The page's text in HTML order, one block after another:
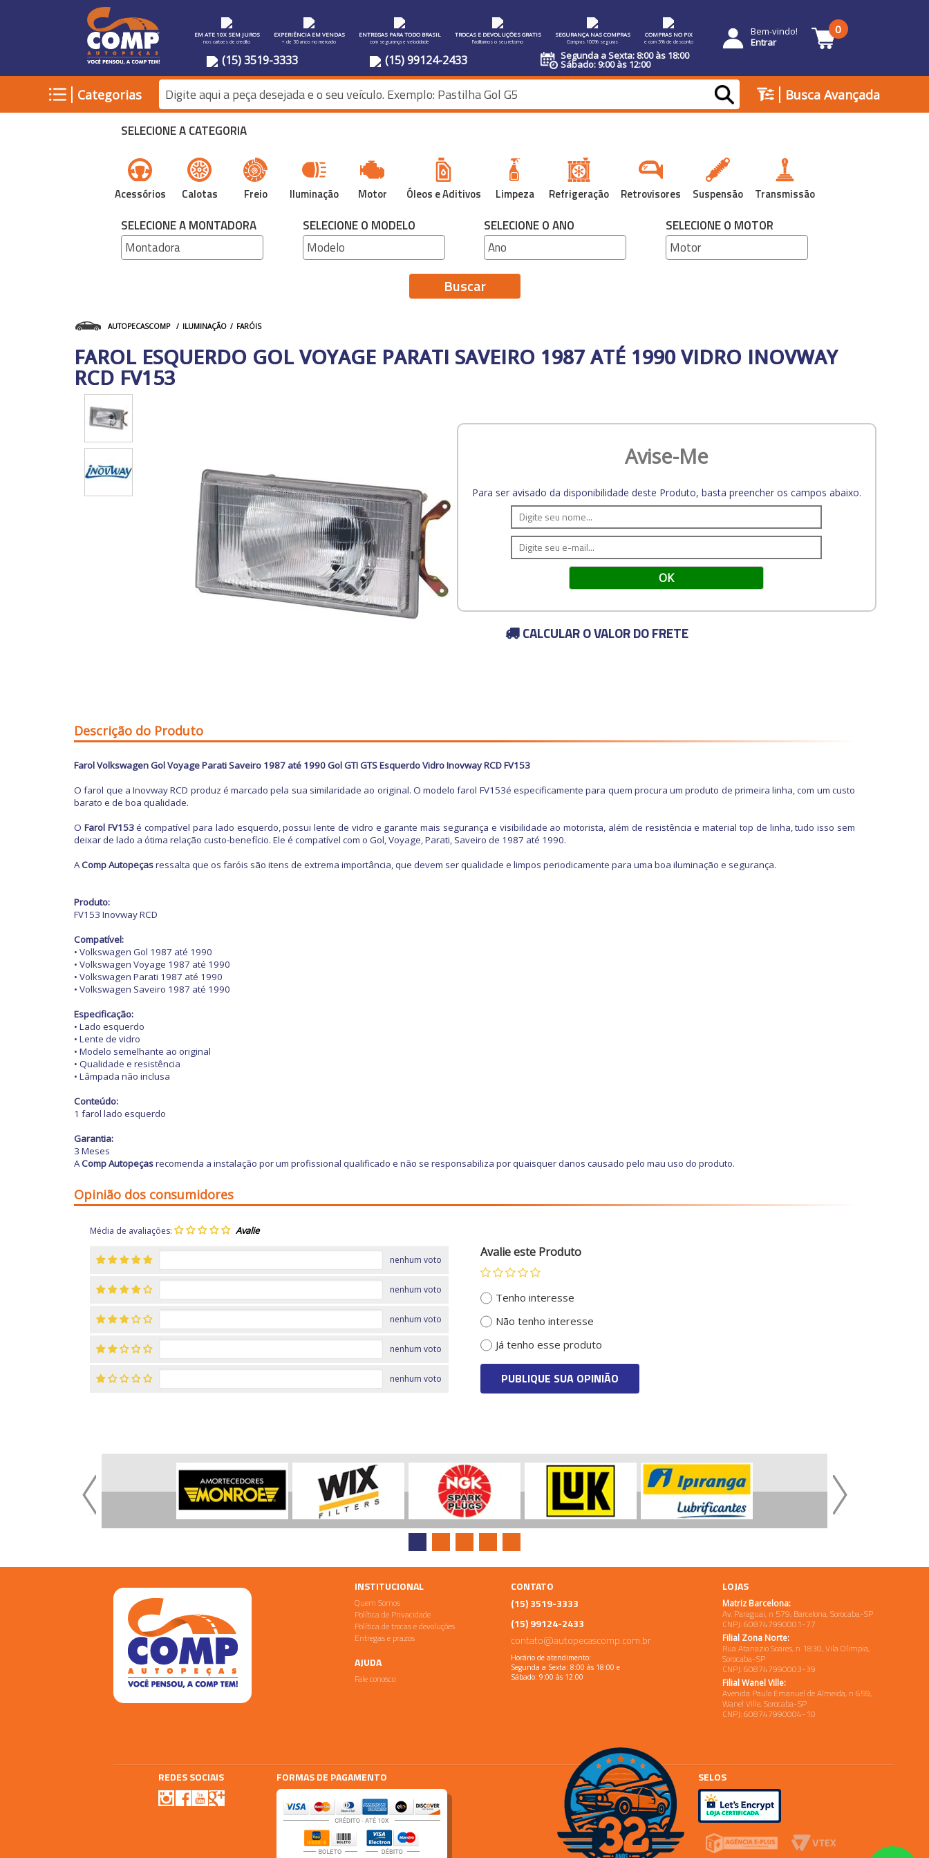
EM ATE 10X SEM JUROS
nos cartoes de credito
EXPERIÊNCIA EM VENDAS
+ de 30 anos no mercado
ENTREGAS PARA TODO BRASIL
com segurança e velocidade
TROCAS E DEVOLUÇÕES GRATIS
Facilitamos o seu retorno
SEGURANÇA NAS COMPRAS
Compras 100% seguras
COMPRAS NO PIX
e com 5% de desconto
(15) 3519-3333 (15) 99124-2433 Segunda a Sexta: 8:00 às 18:00
Sábado: 9:00 às 12:00
Bem-vindo!
Entrar
0
| Categorias | Busca Avançada
SELECIONE A CATEGORIA
Acessórios Calotas Freio Iluminação Motor Óleos e Aditivos Limpeza Refrigeração Retrovisores Suspensão Transmissão
SELECIONE A MONTADORA SELECIONE O MODELO SELECIONE O ANO SELECIONE O MOTOR
Buscar
AUTOPECASCOMP ILUMINAÇÃO FARÓIS
FAROL ESQUERDO GOL VOYAGE PARATI SAVEIRO 1987 ATÉ 1990 VIDRO INOVWAY
RCD FV153
Avise-Me
Para ser avisado da disponibilidade deste Produto, basta preencher os campos abaixo.
CALCULAR O VALOR DO FRETE
Descrição do Produto
FarolVolkswagenGolVoyage Parati Saveiro 1987 até 1990 Gol GTI GTS Esquerdo Vidro Inovway RCD FV153
O farol que a Inovway RCD produz é marcado pela sua similaridade ao original. O modelo farol FV153é especificamente para quem procura um produto de primeira linha, com um custo
barato e de boa qualidade.
O Farol FV153é compatível para lado esquerdo, possui lente de vidro e garante mais segurança e visibilidade ao motorista, além de resistência e material top de linha, tudo isso sem
deixar de lado a ótima relação custo-benefício. Ele é compatível com o Gol, Voyage, Parati, Saveiro de 1987 até 1990.
AComp Autopeçasressalta que os faróis são itens de extrema importância, que devem ser qualidade e limpos periodicamente para uma boa iluminação e segurança.
Produto:
FV153 Inovway RCD
Compatível:
• Volkswagen Gol 1987 até 1990
• Volkswagen Voyage 1987 até 1990
• Volkswagen Parati 1987 até 1990
• Volkswagen Saveiro 1987 até 1990
Especificação:
• Lado esquerdo
• Lente de vidro
• Modelo semelhante ao original
• Qualidade e resistência
• Lâmpada não inclusa
Conteúdo:
1 farol lado esquerdo
Garantia:
3 Meses
AComp Autopeçasrecomenda a instalação por um profissional qualificado e não se responsabiliza por quaisquer danos causado pelo mau uso do produto.
Opinião dos consumidores
Média de avaliações:
nenhum voto
nenhum voto
nenhum voto
nenhum voto
nenhum voto
Avalie este Produto
Tenho interesse
Não tenho interesse
Já tenho esse produto
PUBLIQUE SUA OPINIÃO
INSTITUCIONAL
Quem Somos
Política de Privacidade
Política de trocas e devoluções
Entregas e prazos
AJUDA
Fale conosco
CONTATO
(15) 3519-3333
(15) 99124-2433
contato@autopecascomp.com.br
Horário de atendimento:
Segunda a Sexta: 8:00 às 18:00 e
Sábado: 9:00 às 12:00
LOJAS
Matriz Barcelona:
Av. Paraguai, n 579, Barcelona, Sorocaba-SP
CNPJ: 608747990001-77
Filial Zona Norte:
Rua Atanazio Soares, n 1830, Vila Olimpia,
Sorocaba-SP
CNPJ: 608747990003-39
Filial Wanel Ville:
Avenida Paulo Emanuel de Almeida, n 659,
Wanel Ville, Sorocaba-SP
CNPJ: 608747990004-10
REDES SOCIAIS FORMAS DE PAGAMENTO SELOS